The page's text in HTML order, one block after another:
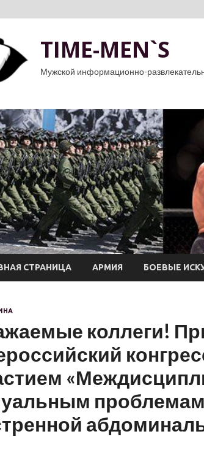
TIME-MEN`S
Мужской информационно-
СТРАНИЦА АРМИЯ БОЕВЫЕ
коллеги!